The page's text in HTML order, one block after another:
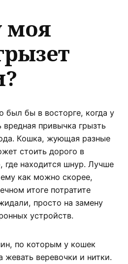
моя
был бы в восторге, когда у
привычка грызть
Кошка, жующая разные
стоить дорого в
где находится шнур. Лучше
как можно скорее,
итоге потратите
просто на замену
устройств.
по которым у кошек
жевать веревочки и нитки.